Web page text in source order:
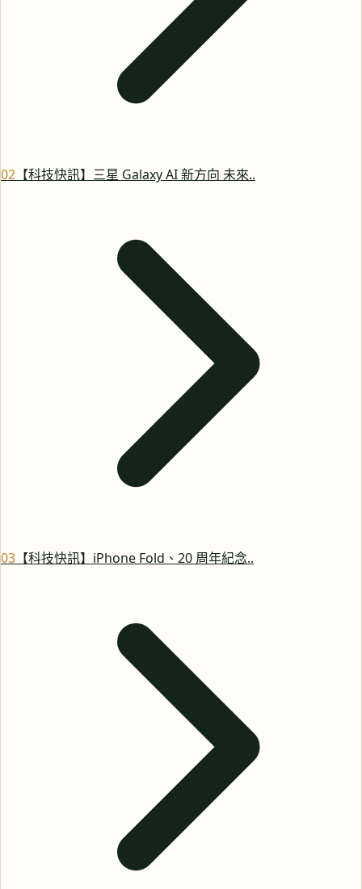
02 【科技快訊】三星 Galaxy AI 新方向 未來..
03 【科技快訊】iPhone Fold、20 周年紀念..